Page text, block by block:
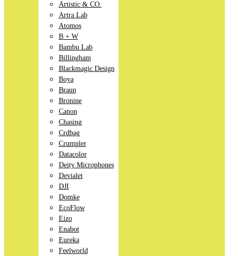
Artistic & CO.
Artra Lab
Atomos
B + W
Bambu Lab
Billingham
Blackmagic Design
Boya
Braun
Bronine
Canon
Chasing
Crdbag
Crumpler
Datacolor
Deity Microphones
Devialet
DJI
Domke
EcoFlow
Eizo
Enabot
Eureka
Feelworld